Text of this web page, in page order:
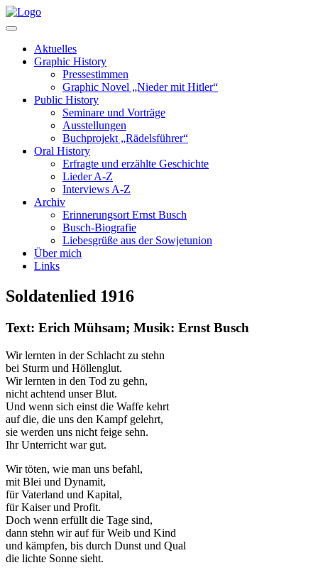
Aktuelles
Graphic History
Pressestimmen
Graphic Novel „Nieder mit Hitler“
Public History
Seminare und Vorträge
Ausstellungen
Buchprojekt „Rädelsführer“
Oral History
Erfragte und erzählte Geschichte
Lieder A-Z
Interviews A-Z
Archiv
Erinnerungsort Ernst Busch
Busch-Biografie
Liebesgrüße aus der Sowjetunion
Über mich
Links
Soldatenlied 1916
Text: Erich Mühsam; Musik: Ernst Busch
Wir lernten in der Schlacht zu stehn
bei Sturm und Höllenglut.
Wir lernten in den Tod zu gehn,
nicht achtend unser Blut.
Und wenn sich einst die Waffe kehrt
auf die, die uns den Kampf gelehrt,
sie werden uns nicht feige sehn.
Ihr Unterricht war gut.
Wir töten, wie man uns befahl,
mit Blei und Dynamit,
für Vaterland und Kapital,
für Kaiser und Profit.
Doch wenn erfüllt die Tage sind,
dann stehn wir auf für Weib und Kind
und kämpfen, bis durch Dunst und Qual
die lichte Sonne sieht.